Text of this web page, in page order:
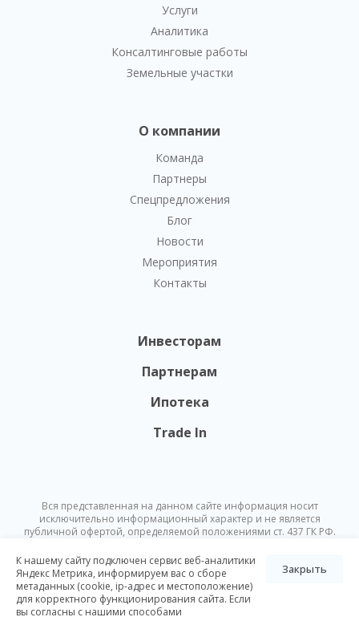
Услуги
Аналитика
Консалтинговые работы
Земельные участки
О компании
Команда
Партнеры
Спецпредложения
Блог
Новости
Мероприятия
Контакты
Инвесторам
Партнерам
Ипотека
Trade In
Вся представленная на данном сайте информация носит
исключительно информационный характер и не является
публичной офертой, определяемой положениями ст. 437 ГК РФ.
изменена в любое время без предварительного уведомления.
© Nikoliers 2026
Положение об обработке персональных данных
К нашему сайту подключен сервис веб-аналитики
Яндекс Метрика, информируем вас о сборе
метаданных (cookie, ip-адрес и местоположение)
для корректного функционирования сайта. Если
вы согласны с нашими способами
Закрыть